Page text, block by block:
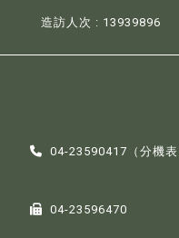
造訪人次 : 13939896
04-23590417（分機表
04-23596470